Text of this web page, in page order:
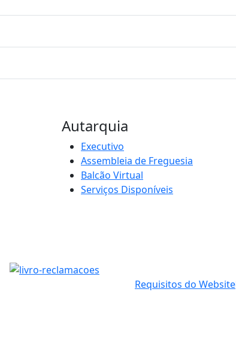
Autarquia
Executivo
Assembleia de Freguesia
Balcão Virtual
Serviços Disponíveis
Requisitos do Website